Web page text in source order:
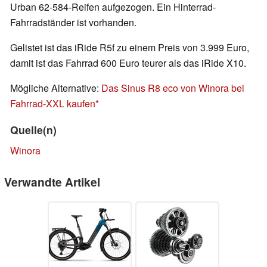
Urban 62-584-Reifen aufgezogen. Ein Hinterrad-
Fahrradständer ist vorhanden.
Gelistet ist das iRide R5f zu einem Preis von 3.999 Euro,
damit ist das Fahrrad 600 Euro teurer als das iRide X10.
Mögliche Alternative: Das Sinus R8 eco von Winora bei
Fahrrad-XXL kaufen
Quelle(n)
Winora
Verwandte Artikel